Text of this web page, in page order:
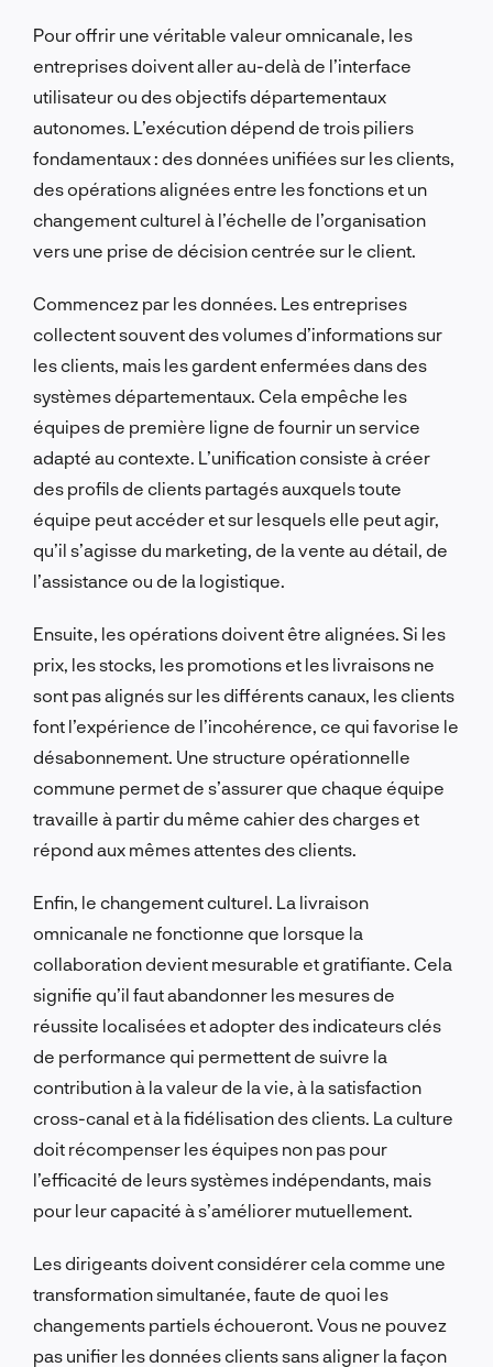
Pour offrir une véritable valeur omnicanale, les
entreprises doivent aller au-delà de l’interface
utilisateur ou des objectifs départementaux
autonomes. L’exécution dépend de trois piliers
fondamentaux : des données unifiées sur les clients,
des opérations alignées entre les fonctions et un
changement culturel à l’échelle de l’organisation
vers une prise de décision centrée sur le client.
Commencez par les données. Les entreprises
collectent souvent des volumes d’informations sur
les clients, mais les gardent enfermées dans des
systèmes départementaux. Cela empêche les
équipes de première ligne de fournir un service
adapté au contexte. L’unification consiste à créer
des profils de clients partagés auxquels toute
équipe peut accéder et sur lesquels elle peut agir,
qu’il s’agisse du marketing, de la vente au détail, de
l’assistance ou de la logistique.
Ensuite, les opérations doivent être alignées. Si les
prix, les stocks, les promotions et les livraisons ne
sont pas alignés sur les différents canaux, les clients
font l’expérience de l’incohérence, ce qui favorise le
désabonnement. Une structure opérationnelle
commune permet de s’assurer que chaque équipe
travaille à partir du même cahier des charges et
répond aux mêmes attentes des clients.
Enfin, le changement culturel. La livraison
omnicanale ne fonctionne que lorsque la
collaboration devient mesurable et gratifiante. Cela
signifie qu’il faut abandonner les mesures de
réussite localisées et adopter des indicateurs clés
de performance qui permettent de suivre la
contribution à la valeur de la vie, à la satisfaction
cross-canal et à la fidélisation des clients. La culture
doit récompenser les équipes non pas pour
l’efficacité de leurs systèmes indépendants, mais
pour leur capacité à s’améliorer mutuellement.
Les dirigeants doivent considérer cela comme une
transformation simultanée, faute de quoi les
changements partiels échoueront. Vous ne pouvez
pas unifier les données clients sans aligner la façon